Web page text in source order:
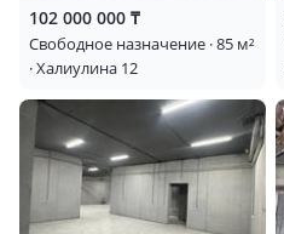
102 000 000 ₸
Свободное назначение · 85 м²
· Халиулина 12